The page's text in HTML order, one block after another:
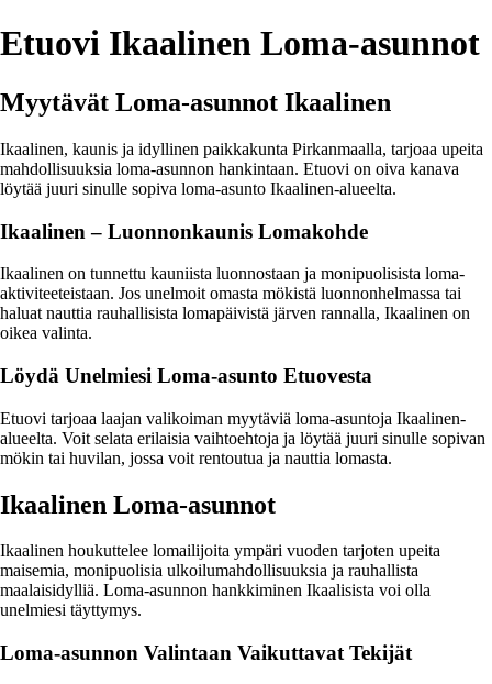
Etuovi Ikaalinen Loma-asunnot
Myytävät Loma-asunnot Ikaalinen
Ikaalinen, kaunis ja idyllinen paikkakunta Pirkanmaalla, tarjoaa upeita
mahdollisuuksia loma-asunnon hankintaan. Etuovi on oiva kanava
löytää juuri sinulle sopiva loma-asunto Ikaalinen-alueelta.
Ikaalinen – Luonnonkaunis Lomakohde
Ikaalinen on tunnettu kauniista luonnostaan ja monipuolisista loma-
aktiviteeteistaan. Jos unelmoit omasta mökistä luonnonhelmassa tai
haluat nauttia rauhallisista lomapäivistä järven rannalla, Ikaalinen on
oikea valinta.
Löydä Unelmiesi Loma-asunto Etuovesta
Etuovi tarjoaa laajan valikoiman myytäviä loma-asuntoja Ikaalinen-
alueelta. Voit selata erilaisia vaihtoehtoja ja löytää juuri sinulle sopivan
mökin tai huvilan, jossa voit rentoutua ja nauttia lomasta.
Ikaalinen Loma-asunnot
Ikaalinen houkuttelee lomailijoita ympäri vuoden tarjoten upeita
maisemia, monipuolisia ulkoilumahdollisuuksia ja rauhallista
maalaisidylliä. Loma-asunnon hankkiminen Ikaalisista voi olla
unelmiesi täyttymys.
Loma-asunnon Valintaan Vaikuttavat Tekijät